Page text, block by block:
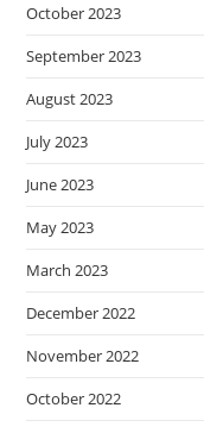
October 2023
September 2023
August 2023
July 2023
June 2023
May 2023
March 2023
December 2022
November 2022
October 2022